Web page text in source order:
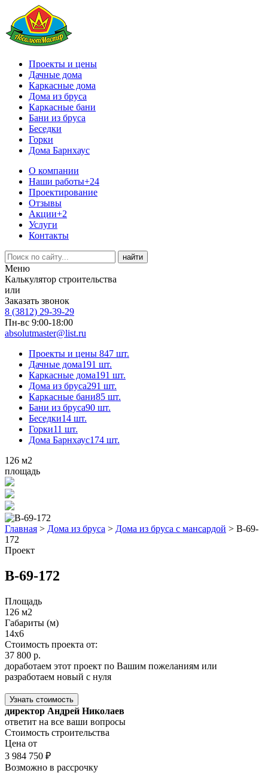
Проекты и цены
Дачные дома
Каркасные дома
Дома из бруса
Каркасные бани
Бани из бруса
Беседки
Горки
Дома Барнхаус
О компании
Наши работы+24
Проектирование
Отзывы
Акции+2
Услуги
Контакты
Меню
Калькулятор строительства
или
Заказать звонок
8 (3812) 29-39-29
Пн-вс 9:00-18:00
absolutmaster@list.ru
Проекты и цены 847 шт.
Дачные дома191 шт.
Каркасные дома191 шт.
Дома из бруса291 шт.
Каркасные бани85 шт.
Бани из бруса90 шт.
Беседки14 шт.
Горки11 шт.
Дома Барнхаус174 шт.
126 м2
площадь
Главная > Дома из бруса > Дома из бруса с мансардой > В-69-
172
Проект
В-69-172
Площадь
126 м2
Габариты (м)
14x6
Стоимость проекта от:
37 800 р.
доработаем этот проект по Вашим пожеланиям или
разработаем новый с нуля
Узнать стоимость
директор Андрей Николаев
ответит на все ваши вопросы
Стоимость строительства
Цена от
3 984 750 ₽
Возможно в рассрочку